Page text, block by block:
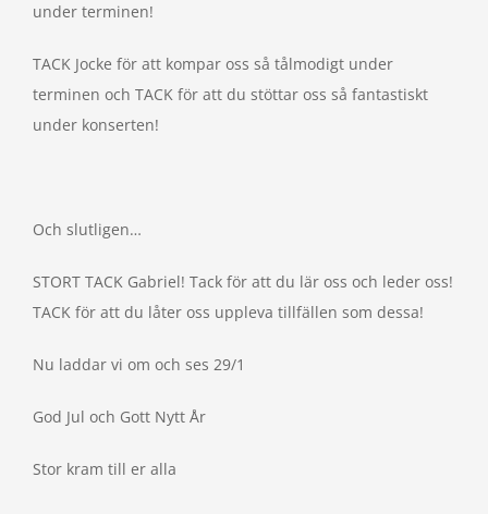
under terminen!
TACK Jocke för att kompar oss så tålmodigt under
terminen och TACK för att du stöttar oss så fantastiskt
under konserten!
Och slutligen…
STORT TACK Gabriel! Tack för att du lär oss och leder oss!
TACK för att du låter oss uppleva tillfällen som dessa!
Nu laddar vi om och ses 29/1
God Jul och Gott Nytt År
Stor kram till er alla